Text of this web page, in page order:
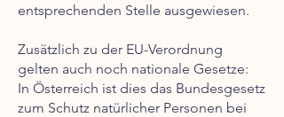
entsprechenden Stelle ausgewiesen.
Zusätzlich zu der EU-Verordnung
gelten auch noch nationale Gesetze:
In Österreich ist dies das Bundesgesetz
zum Schutz natürlicher Personen bei